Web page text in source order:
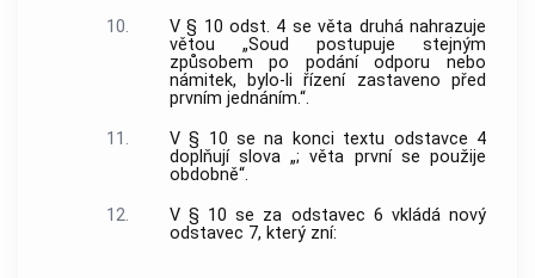
10.
V § 10 odst. 4 se věta druhá nahrazuje
větou „Soud postupuje stejným
způsobem po podání odporu nebo
námitek, bylo-li řízení zastaveno před
prvním jednáním.“.
11.
V § 10 se na konci textu odstavce 4
doplňují slova „; věta první se použije
obdobně“.
12.
V § 10 se za odstavec 6 vkládá nový
odstavec 7, který zní: